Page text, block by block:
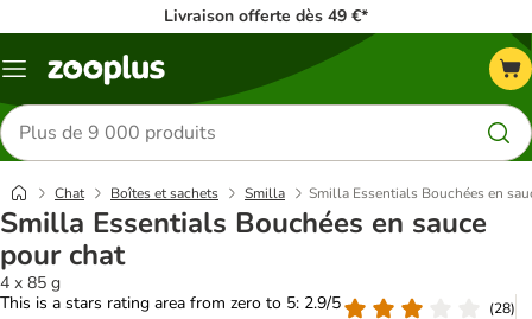
Livraison offerte dès 49 €*
Menu
Rechercher
des
produits
Chat Boîtes et sachets Smilla Smilla Essentials Bouchées en
Smilla Essentials Bouchées en sauce
pour chat
4 x 85 g
This is a stars rating area from zero to 5: 2.9/5
(28)